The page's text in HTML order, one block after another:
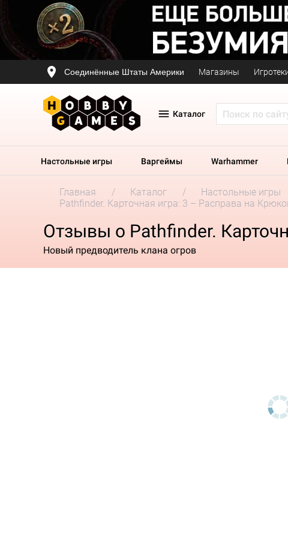
Соединённые Штаты Америки Магазины
Каталог
Настольные игры Варгеймы Warhammer
Главная Каталог Настольные игры
Pathfinder. Карточная игра: 3 – Расправа на
Отзывы о Pathfinder.
Новый предводитель клана огров